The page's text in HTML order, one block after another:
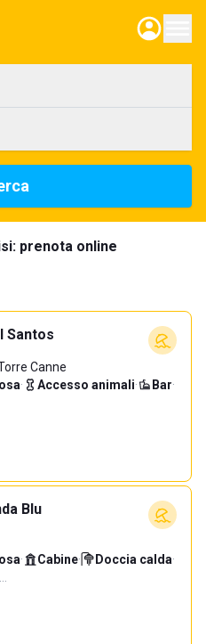
prenota online
Santos
Canne
· Accesso animali· Bar·
Blu
· Cabine· Doccia calda·